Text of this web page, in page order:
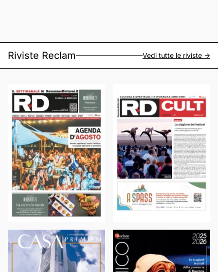
Riviste Reclam Vedi tutte le riviste ->